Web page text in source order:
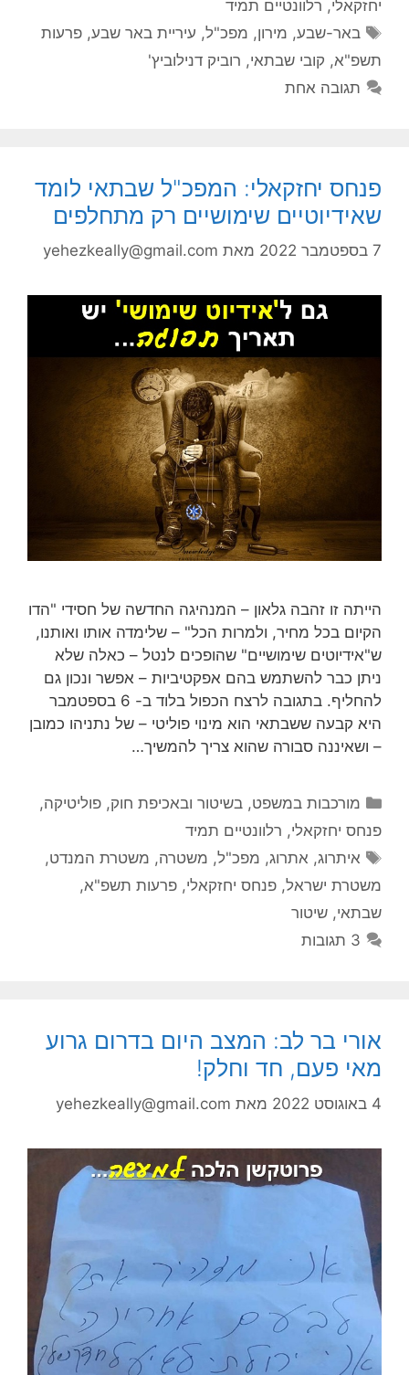
יחזקאלי, רלוונטיים תמיד
תגיות
באר-שבע, מירון, מפכ"ל, עיריית באר שבע,פרעות
תשפ"א, קובי שבתאי, רוביק דנילוביץ'
תגובה אחת
פנחס יחזקאלי: המפכ"ל שבתאי לומד
שאידיוטיים שימושיים רק מתחלפים
7 בספטמבר 2022 מאת yehezkeally@gmail.com
הייתה זו זהבה גלאון – המנהיגה החדשה של חסידי "הדו
הקיום בכל מחיר, ולמרות הכל" – שלימדה אותו ואותנו,
ש"אידיוטים שימושיים" שהופכים לנטל – כאלה שלא
ניתן כבר להשתמש בהם אפקטיביות – אפשר ונכון גם
להחליף. בתגובה לרצח הכפול בלוד ב- 6 בספטמבר
היא קבעה ששבתאי הוא מינוי פוליטי – של נתניהו כמובן
– ושאיננה סבורה שהוא צריך להמשיך…
קטגוריות
מורכבות במשפט, בשיטור ובאכיפת חוק,פוליטיקה,
פנחס יחזקאלי, רלוונטיים תמיד
תגיות
איתרוג, אתרוג, מפכ"ל, משטרה, משטרת המנדט,
משטרת ישראל, פנחס יחזקאלי, פרעות תשפ"א,
שבתאי, שיטור
3 תגובות
אורי בר לב: המצב היום בדרום גרוע
מאי פעם, חד וחלק!
4 באוגוסט 2022 מאת yehezkeally@gmail.com